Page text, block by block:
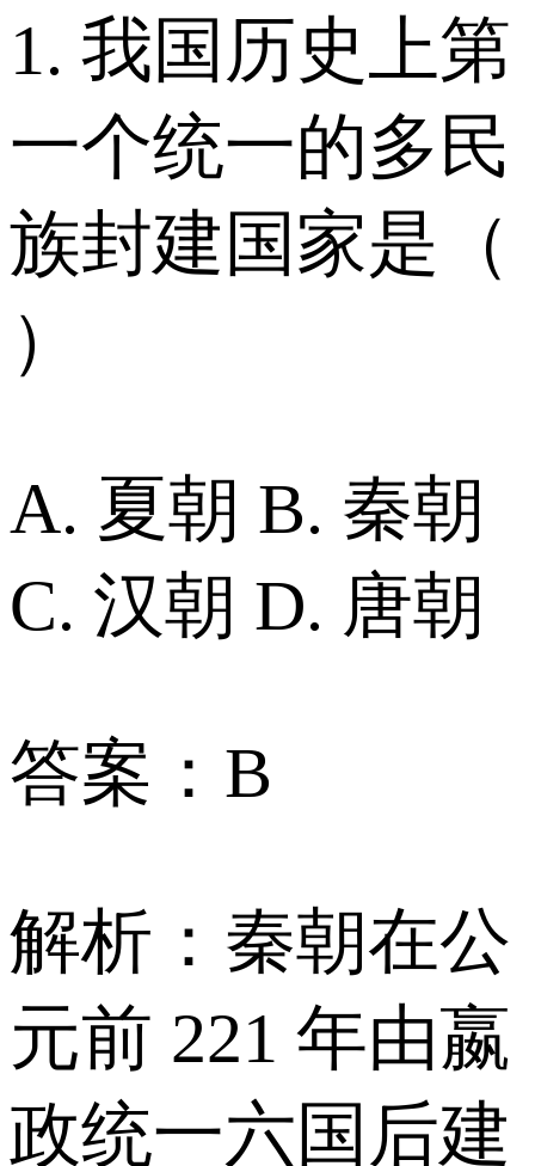
1. 我国历史上第
一个统一的多民
族封建国家是（
）
A. 夏朝 B. 秦朝
C. 汉朝 D. 唐朝
答案：B
解析：秦朝在公
元前 221 年由嬴
政统一六国后建